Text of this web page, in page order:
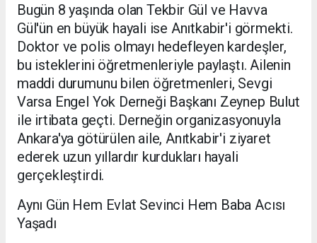
Bugün 8 yaşında olan Tekbir Gül ve Havva
Gül'ün en büyük hayali ise Anıtkabir'i görmekti.
Doktor ve polis olmayı hedefleyen kardeşler,
bu isteklerini öğretmenleriyle paylaştı. Ailenin
maddi durumunu bilen öğretmenleri, Sevgi
Varsa Engel Yok Derneği Başkanı Zeynep Bulut
ile irtibata geçti. Derneğin organizasyonuyla
Ankara'ya götürülen aile, Anıtkabir'i ziyaret
ederek uzun yıllardır kurdukları hayali
gerçekleştirdi.
Aynı Gün Hem Evlat Sevinci Hem Baba Acısı
Yaşadı